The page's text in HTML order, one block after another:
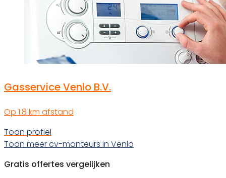
Gasservice Venlo B.V.
Op 1.8 km afstand
Toon profiel
Toon meer cv-monteurs in Venlo
Gratis offertes vergelijken